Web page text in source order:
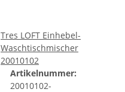
Tres LOFT Einhebel-
Waschtischmischer
20010102
Artikelnummer:
20010102-